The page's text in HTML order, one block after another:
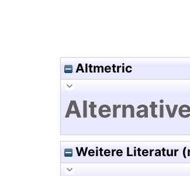
Altmetric
Weitere Literatur